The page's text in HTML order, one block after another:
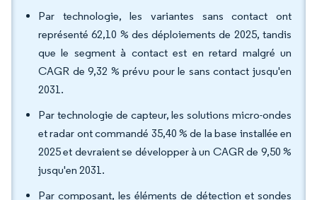
Par technologie, les variantes sans contact ont
représenté 62,10 % des déploiements de 2025, tandis
que le segment à contact est en retard malgré un
CAGR de 9,32 % prévu pour le sans contact jusqu'en
2031.
Par technologie de capteur, les solutions micro-ondes
et radar ont commandé 35,40 % de la base installée en
2025 et devraient se développer à un CAGR de 9,50 %
jusqu'en 2031.
Par composant, les éléments de détection et sondes